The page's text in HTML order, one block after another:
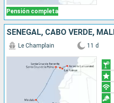
Pensión completa
Le Champlain 11 d